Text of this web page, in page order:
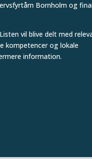
Bornholm og
vil blive delt med
kompetencer og lokale
information.